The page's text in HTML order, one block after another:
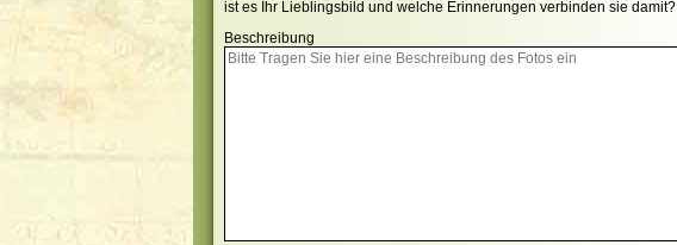
ist es Ihr Lieblingsbild und welche Erinnerungen verbinden sie damit?
Beschreibung